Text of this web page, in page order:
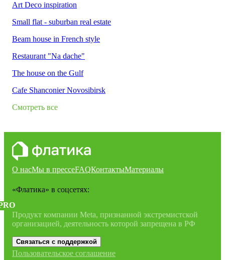
Art Deco inspiration
Small flat - suburban real estate
Beam house in French style
Restaurant "Na dache"
The house on the Gulf
Cafe Shanconier Novosibirsk
Смотреть все
О насМы в прессеFAQКонтактыМатериалы
«Флатика» в соцсетях:
Продукт компании Meta, признанной экстремистской
организацией, деятельность которой запрещена в РФ
Связаться с поддержкой
Пользовательское соглашение